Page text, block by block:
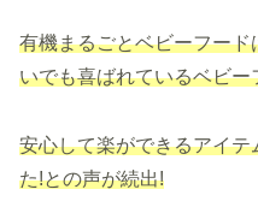
有機まるごとベビーフー
いでも喜ばれているベビー
安心して楽ができるアイ
た!との声が続出!